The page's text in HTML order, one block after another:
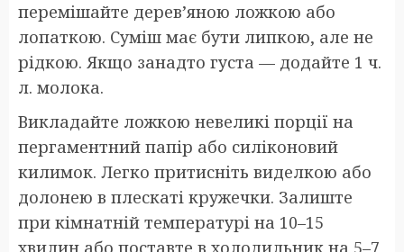
перемішайте дерев’яною ложкою або
лопаткою. Суміш має бути липкою, але не
рідкою. Якщо занадто густа — додайте 1 ч.
л. молока.
Викладайте ложкою невеликі порції на
пергаментний папір або силіконовий
килимок. Легко притисніть виделкою або
долонею в плескаті кружечки. Залиште
при кімнатній температурі на 10–15
хвилин або поставте в холодильник на 5–7